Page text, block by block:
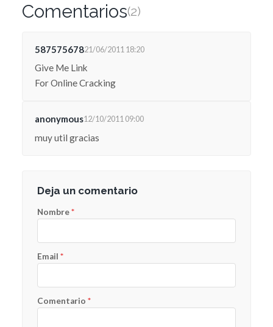
Comentarios(2)
58757567821/06/2011 18:20
Give Me Link
For Online Cracking
anonymous12/10/2011 09:00
muy util gracias
Deja un comentario
Nombre*
Email *
Comentario *